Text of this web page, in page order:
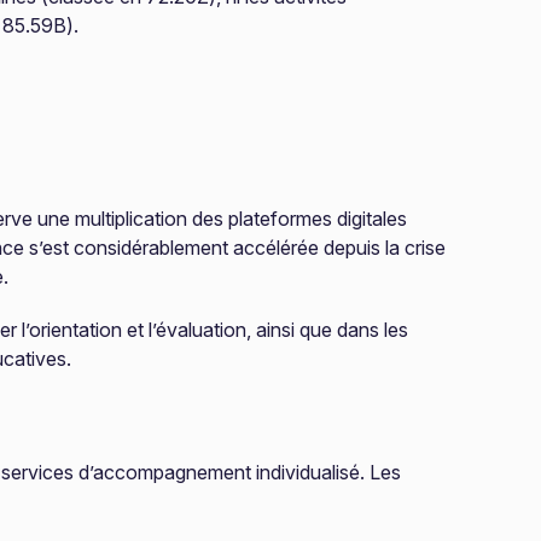
une multiplication des plateformes digitales
s’est considérablement accélérée depuis la crise
et l’évaluation, ainsi que dans les
d’accompagnement individualisé. Les